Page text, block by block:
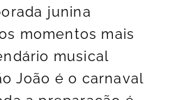
junina
momentos mais
musical
João é o carnaval